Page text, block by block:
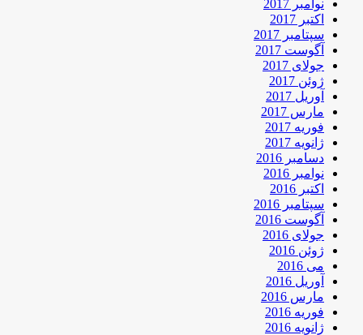
نوامبر 2017
اکتبر 2017
سپتامبر 2017
آگوست 2017
جولای 2017
ژوئن 2017
آوریل 2017
مارس 2017
فوریه 2017
ژانویه 2017
دسامبر 2016
نوامبر 2016
اکتبر 2016
سپتامبر 2016
آگوست 2016
جولای 2016
ژوئن 2016
می 2016
آوریل 2016
مارس 2016
فوریه 2016
ژانویه 2016